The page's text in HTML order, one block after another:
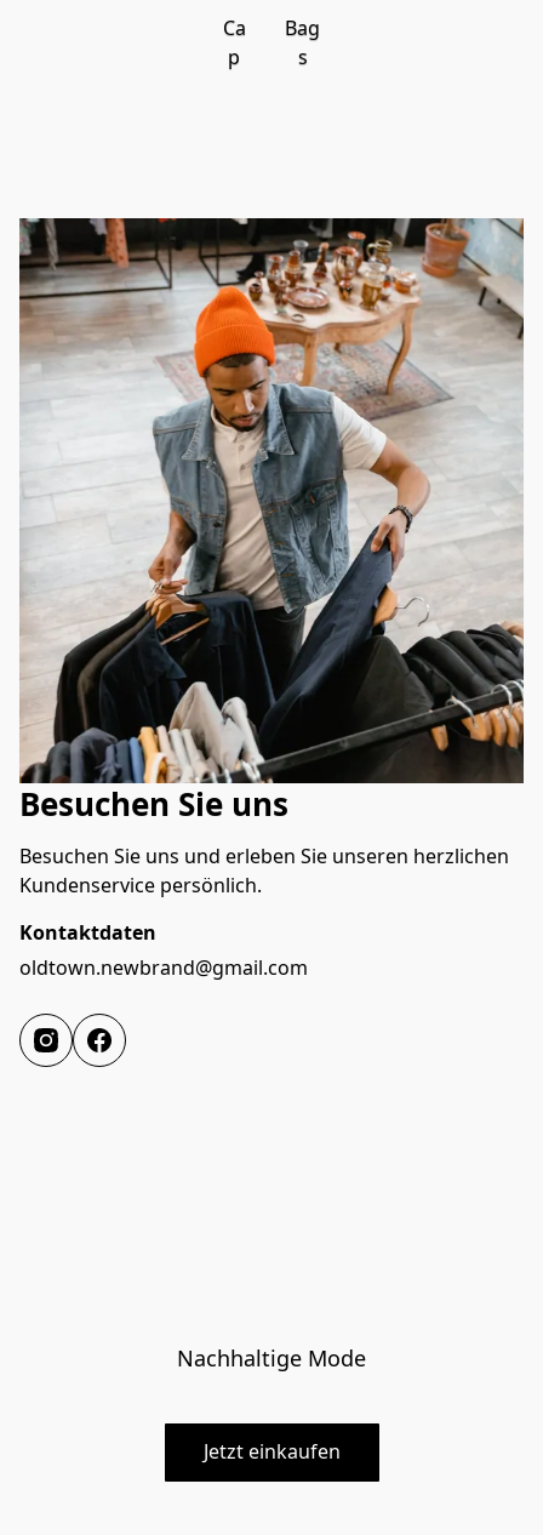
Ca
p
Bag
s
Besuchen Sie uns
Besuchen Sie uns und erleben Sie unseren herzlichen
Kundenservice persönlich.
Kontaktdaten
oldtown.newbrand@gmail.com
Nachhaltige Mode
Jetzt einkaufen